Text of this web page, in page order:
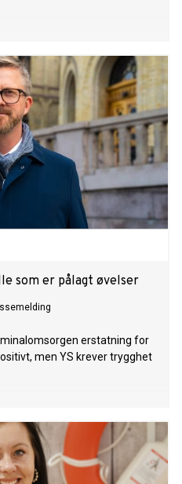
som er pålagt øvelser
erstatning for
men YS krever trygghet